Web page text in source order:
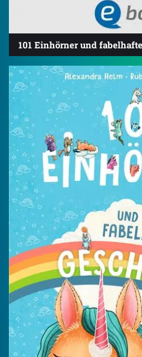
101 Einhörner und